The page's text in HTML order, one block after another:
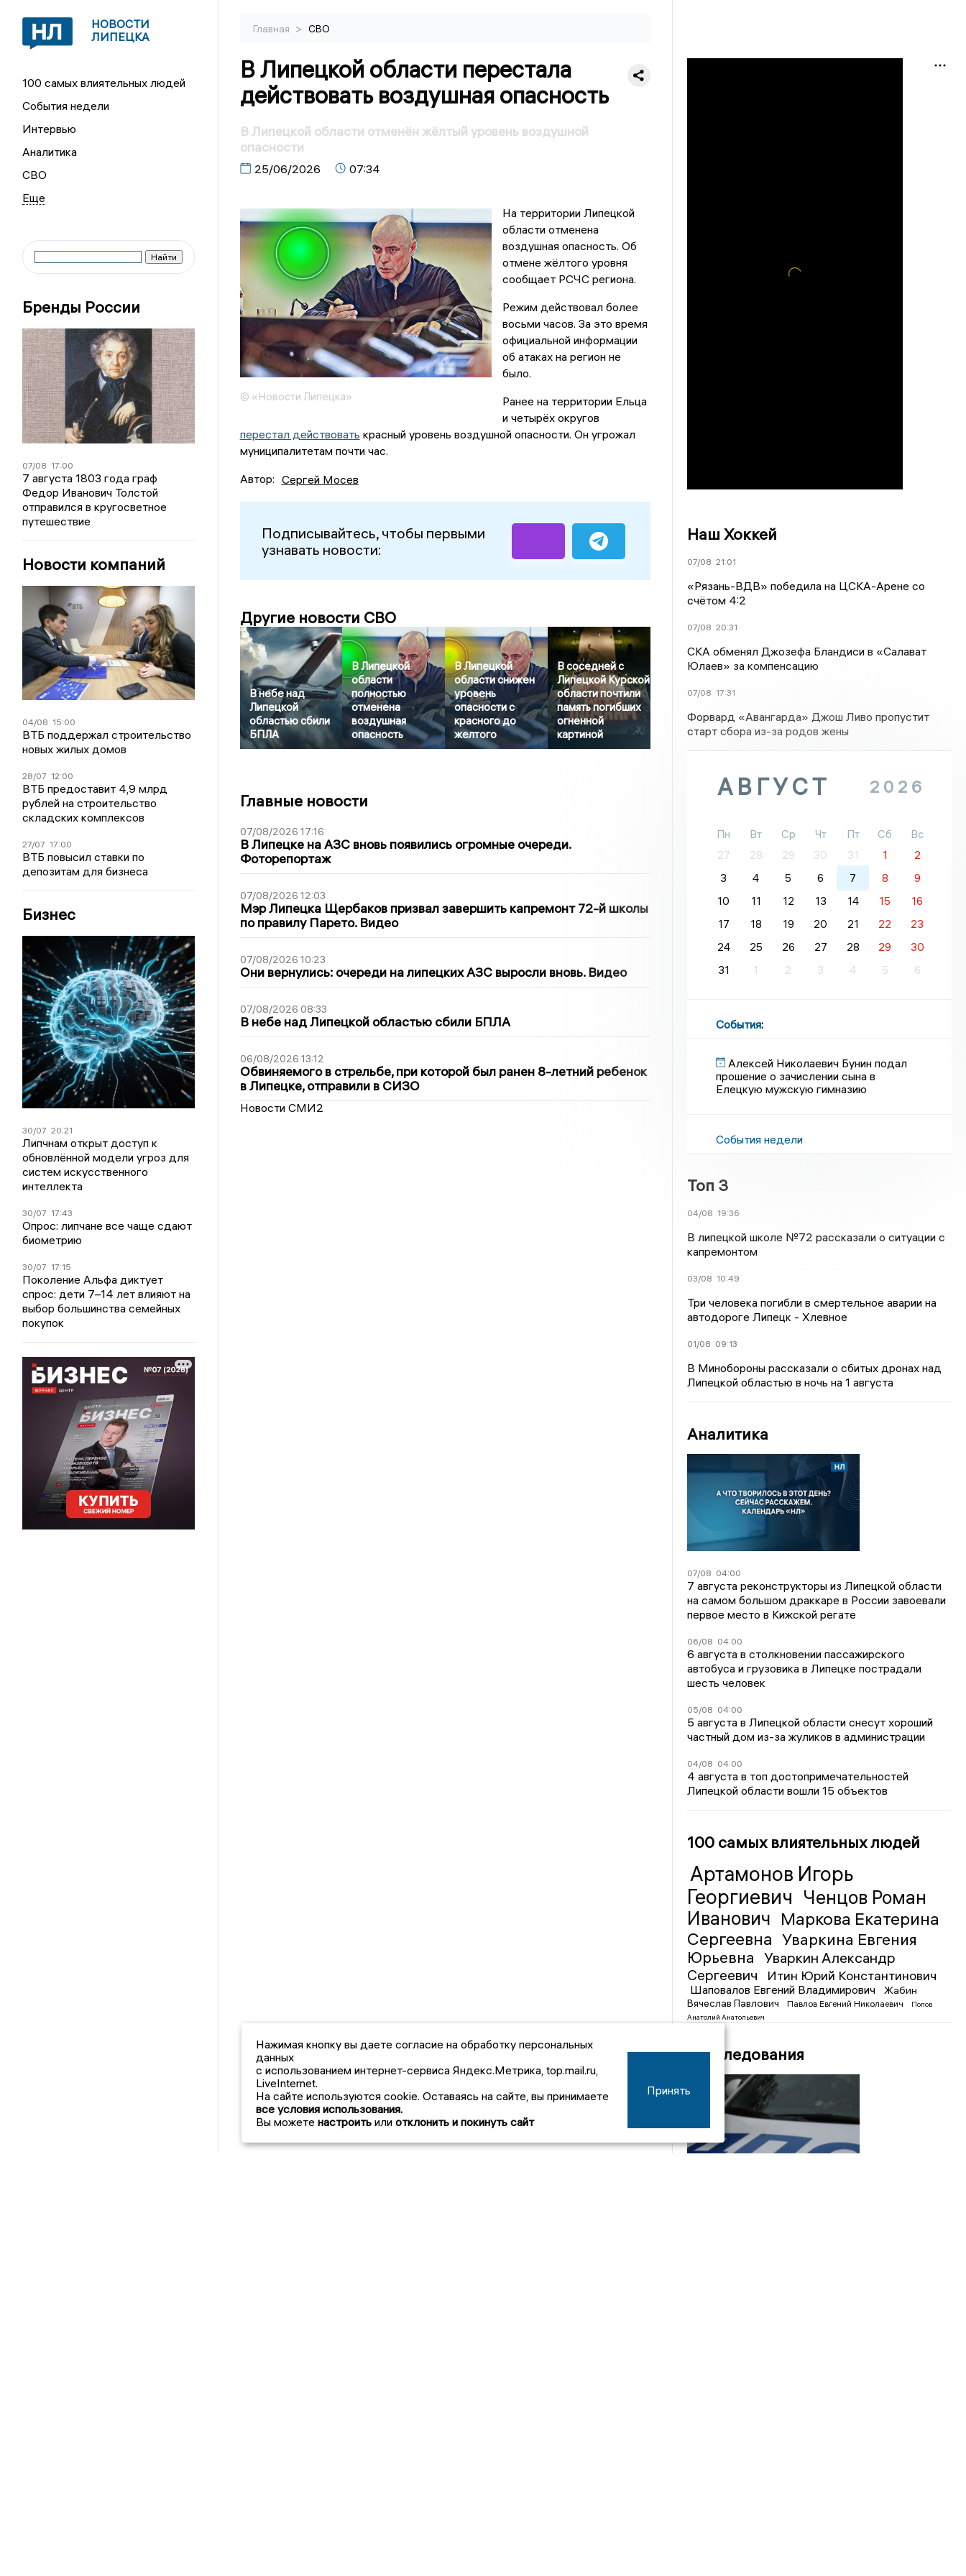
НОВОСТИ
ЛИПЕЦКА
100 самых влиятельных людей
События недели
Интервью
Аналитика
СВО
Бренды России
07/08 17:00
7 августа 1803 года граф
Федор Иванович Толстой
отправился в кругосветное
путешествие
Новости компаний
04/08 15:00
ВТБ поддержал строительство
новых жилых домов
28/07 12:00
ВТБ предоставит 4,9 млрд
рублей на строительство
складских комплексов
27/07 17:00
ВТБ повысил ставки по
депозитам для бизнеса
Бизнес
30/07 20:21
Липчнам открыт доступ к
обновлённой модели угроз для
систем искусственного
интеллекта
30/07 17:43
Опрос: липчане все чаще сдают
биометрию
30/07 17:15
Поколение Альфа диктует
спрос: дети 7–14 лет влияют на
выбор большинства семейных
покупок
Главная > СВО
В Липецкой области перестала
действовать воздушная опасность
В Липецкой области отменён жёлтый уровень воздушной
опасности
25/06/2026 07:34
© «Новости Липецка»
На территории Липецкой
области отменена
воздушная опасность. Об
отмене жёлтого уровня
сообщает РСЧС региона.
Режим действовал более
восьми часов. За это время
официальной информации
об атаках на регион не
было.
Ранее на территории Ельца
и четырёх округов
перестал действовать красный уровень воздушной опасности. Он угрожал
муниципалитетам почти час.
Автор: Сергей Мосев
Подписывайтесь, чтобы первыми
узнавать новости:
Другие новости СВО
В небе над
Липецкой
областью сбили
БПЛА
В Липецкой
области
полностью
отменена
воздушная
опасность
В Липецкой
области снижен
уровень
опасности с
красного до
желтого
В соседней с
Липецкой Курской
области почтили
память погибших
огненной
картиной
Главные новости
07/08/2026 17:16
В Липецке на АЗС вновь появились огромные очереди.
Фоторепортаж
07/08/2026 12:03
Мэр Липецка Щербаков призвал завершить капремонт 72-й школы
по правилу Парето. Видео
07/08/2026 10:23
Они вернулись: очереди на липецких АЗС выросли вновь. Видео
07/08/2026 08:33
В небе над Липецкой областью сбили БПЛА
06/08/2026 13:12
Обвиняемого в стрельбе, при которой был ранен 8-летний ребенок
в Липецке, отправили в СИЗО
Новости СМИ2
Наш Хоккей
07/08 21:01
«Рязань-ВДВ» победила на ЦСКА-Арене со
счётом 4:2
07/08 20:31
СКА обменял Джозефа Бландиси в «Салават
Юлаев» за компенсацию
07/08 17:31
Форвард «Авангарда» Джош Ливо пропустит
старт сбора из-за родов жены
АВГУСТ 2026
Пн Вт Ср Чт Пт Сб
Вс
27
28 29 30 31 1
2
3
4 5 6 7 8
9
10
11 12 13 14 15
16
17
18 19 20 21 22
23
24
25 26 27 28 29
30
31
1 2 3 4 5 6
События:
Алексей Николаевич Бунин подал
прошение о зачислении сына в
Елецкую мужскую гимназию
События недели
Топ 3
04/08 19:36
В липецкой школе №72 рассказали о ситуации с
капремонтом
03/08 10:49
Три человека погибли в смертельное аварии на
автодороге Липецк - Хлевное
01/08 09:13
В Минобороны рассказали о сбитых дронах над
Липецкой областью в ночь на 1 августа
Аналитика
07/08 04:00
7 августа реконструкторы из Липецкой области
на самом большом драккаре в России завоевали
первое место в Кижской регате
06/08 04:00
6 августа в столкновении пассажирского
автобуса и грузовика в Липецке пострадали
шесть человек
05/08 04:00
5 августа в Липецкой области снесут хороший
частный дом из-за жуликов в администрации
04/08 04:00
4 августа в топ достопримечательностей
Липецкой области вошли 15 объектов
100 самых влиятельных людей
Артамонов Игорь
Георгиевич Ченцов Роман
Иванович Маркова Екатерина
Сергеевна Уваркина Евгения
Юрьевна
Уваркин Александр
Сергеевич
Итин Юрий Константинович
Шаповалов Евгений Владимирович
Жабин
Вячеслав Павлович
Павлов Евгений Николаевич
Попов
Анатолий Анатольевич
Расследования
Нажимая кнопку вы даете согласие на обработку персональных
данных
с использованием интернет-сервиса Яндекс.Метрика, top.mail.ru,
LiveInternet.
На сайте используются cookie. Оставаясь на сайте, вы принимаете
все условия использования.
Вы можете настроить или отклонить и покинуть сайт
Принять